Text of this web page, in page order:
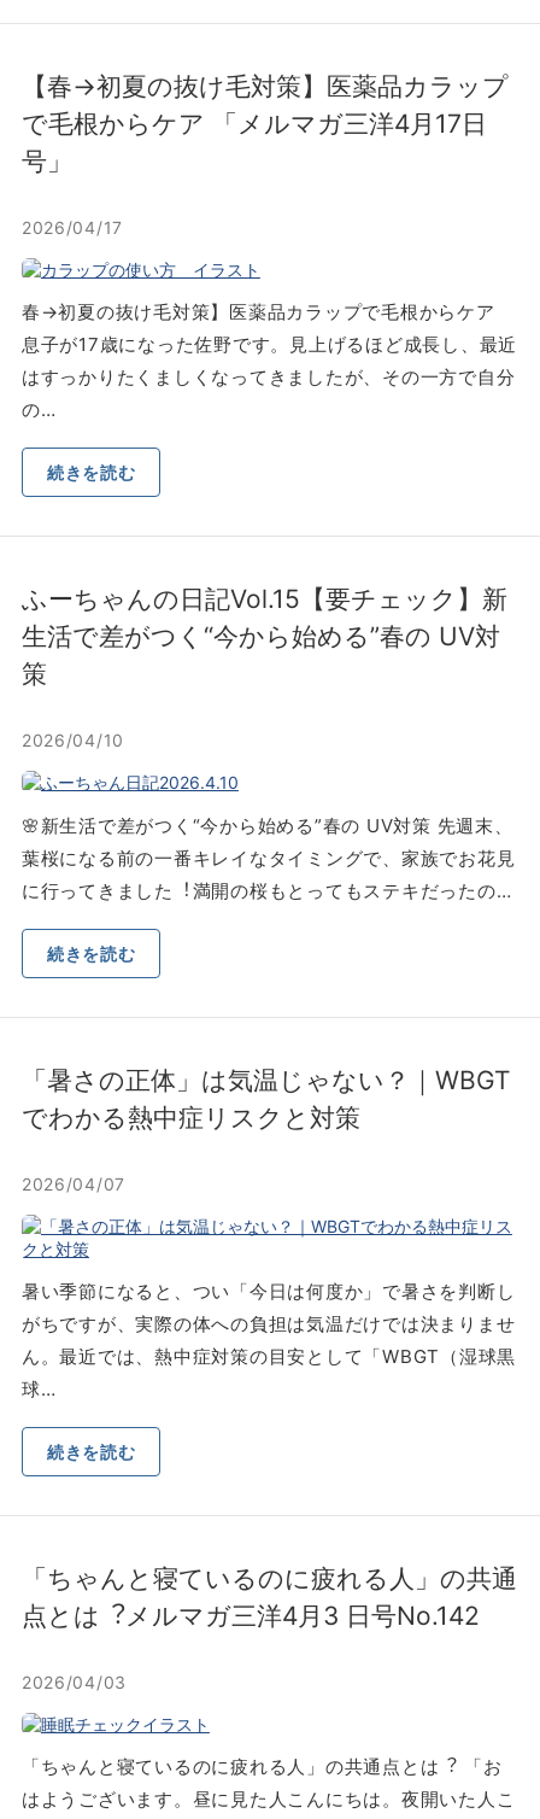
【春→初夏の抜け⽑対策】医薬品カラップ
で⽑根からケア 「メルマガ三洋4⽉17⽇
号」
2026/04/17
春→初夏の抜け⽑対策】医薬品カラップで⽑根からケア
息⼦が17歳になった佐野です。⾒上げるほど成⻑し、最近
はすっかりたくましくなってきましたが、その⼀⽅で⾃分
の…
続きを読む
ふーちゃんの⽇記Vol.15【要チェック】新
⽣活で差がつく“今から始める”春の UV対
策
2026/04/10
🌸新⽣活で差がつく“今から始める”春の UV対策 先週末、
葉桜になる前の⼀番キレイなタイミングで、家族でお花⾒
に⾏ってきました︕満開の桜もとってもステキだったの…
続きを読む
「暑さの正体」は気温じゃない？｜WBGT
でわかる熱中症リスクと対策
2026/04/07
暑い季節になると、つい「今日は何度か」で暑さを判断し
がちですが、実際の体への負担は気温だけでは決まりませ
ん。最近では、熱中症対策の目安として「WBGT（湿球黒
球…
続きを読む
「ちゃんと寝ているのに疲れる⼈」の共通
点とは︖メルマガ三洋4⽉3 ⽇号No.142
2026/04/03
「ちゃんと寝ているのに疲れる⼈」の共通点とは︖ 「お
はようございます。昼に⾒た⼈こんにちは。夜開いた⼈こ